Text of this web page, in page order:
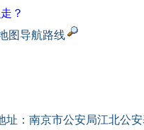
？
图导航路线
址：南京市公安局江北公